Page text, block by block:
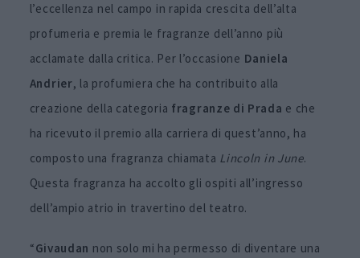
l’eccellenza nel campo in rapida crescita dell’alta
profumeria e premia le fragranze dell’anno più
acclamate dalla critica. Per l’occasione Daniela
Andrier, la profumiera che ha contribuito alla
creazione della categoria fragranze di Prada e che
ha ricevuto il premio alla carriera di quest’anno, ha
composto una fragranza chiamata Lincoln in June.
Questa fragranza ha accolto gli ospiti all’ingresso
dell’ampio atrio in travertino del teatro.
“Givaudan non solo mi ha permesso di diventare una